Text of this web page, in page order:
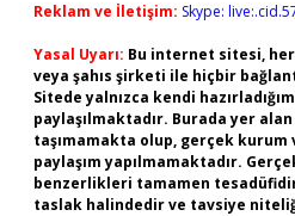
Reklam ve İletişim: Skype:
Yasal Uyarı: Bu internet sitesi,
veya şahıs şirketi ile hiçbir
Sitede yalnızca kendi
paylaşılmaktadır. Burada yer
taşımamakta olup, gerçek kurum
paylaşım yapılmamaktadır.
benzerlikleri tamamen
taslak halindedir ve tavsiye